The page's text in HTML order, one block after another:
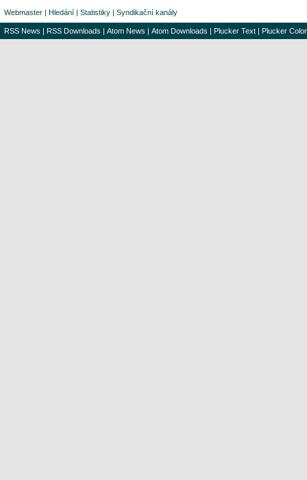
Webmaster | Hledání | Statistiky | Syndikační kanály
RSS News | RSS Downloads | Atom News | Atom Downloads | Plucker Text | Plucker Color